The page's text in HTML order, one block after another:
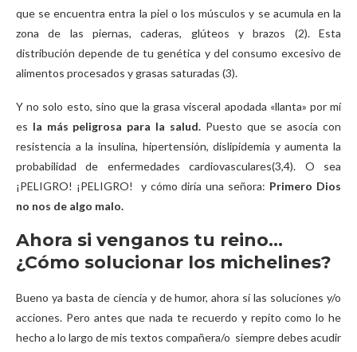
que se encuentra entra la piel o los músculos y se acumula en la
zona de las piernas, caderas, glúteos y brazos (2). Esta
distribución depende de tu genética y del consumo excesivo de
alimentos procesados y grasas saturadas (3).
Y no solo esto, sino que la grasa visceral apodada «llanta» por mí
es la más peligrosa para la salud.Puesto que se asocia con
resistencia a la insulina, hipertensión, dislipidemia y aumenta la
probabilidad de enfermedades cardiovasculares(3,4). O sea
¡PELIGRO! ¡PELIGRO! y cómo diría una señora: Primero Dios
no nos de algo malo.
Ahora si venganos tu reino…
¿Cómo solucionar los michelines?
Bueno ya basta de ciencia y de humor, ahora sí las soluciones y/o
acciones. Pero antes que nada te recuerdo y repito como lo he
hecho a lo largo de mis textos compañera/o siempre debes acudir